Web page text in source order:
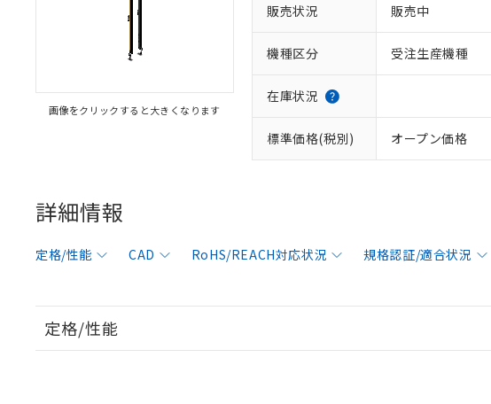
画像をクリックすると大きくなります
販売状況 販売中
機種区分 受注生産機種
在庫状況
標準価格(税別) オープン価格
詳細情報
定格/性能 CAD RoHS/REACH対応状況 規格認証/適合状況
定格/性能